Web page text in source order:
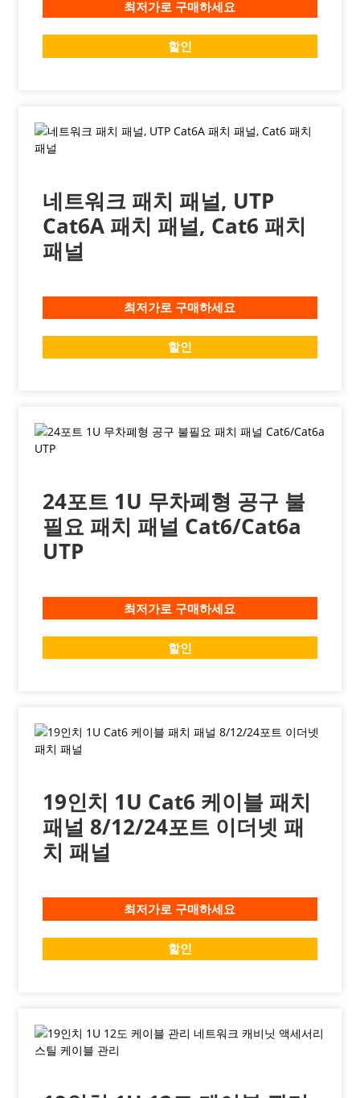
최저가로 구매하세요
할인
네트워크 패치 패널, UTP
Cat6A 패치 패널, Cat6 패치
패널
최저가로 구매하세요
할인
24포트 1U 무차폐형 공구 불
필요 패치 패널 Cat6/Cat6a
UTP
최저가로 구매하세요
할인
19인치 1U Cat6 케이블 패치
패널 8/12/24포트 이더넷 패
치 패널
최저가로 구매하세요
할인